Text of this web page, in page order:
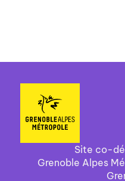
Site co-
Grenoble Alpes